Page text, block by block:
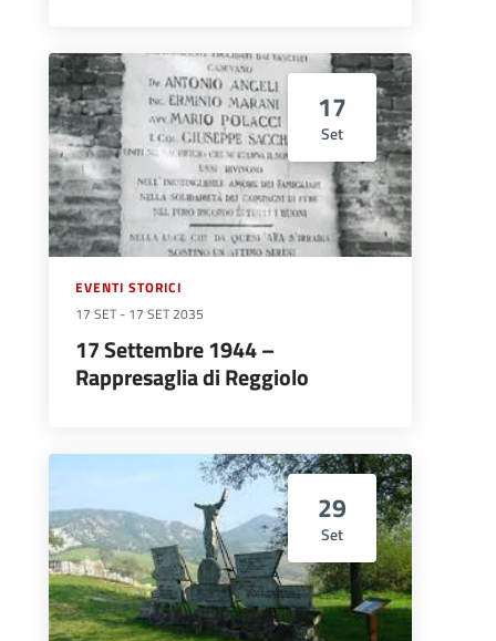
17
Set
EVENTI STORICI
17 SET - 17 SET 2035
17 Settembre 1944 –
Rappresaglia di Reggiolo
29
Set